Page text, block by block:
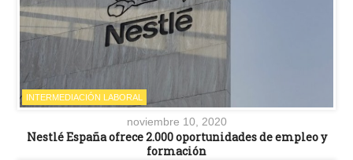
INTERMEDIACIÓN LABORAL
noviembre 10, 2020
Nestlé España ofrece 2.000 oportunidades de empleo y
formación